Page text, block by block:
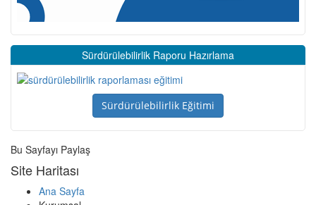
Sürdürülebilirlik Raporu Hazırlama
Sürdürülebilirlik Eğitimi
Bu Sayfayı Paylaş
Site Haritası
Ana Sayfa